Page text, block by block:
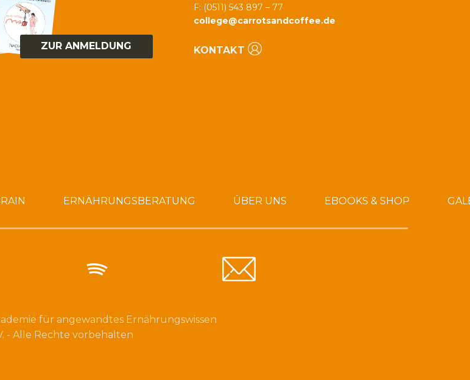
ZUR ANMELDUNG
F: (0511) 543 897 – 77
college@carrotsandcoffee.de
KONTAKT
ERNÄHRUNGSBERATUNG ÜBER UNS EBOOKS & SHOP
für angewandtes Ernährungswissen
- Alle Rechte vorbehalten